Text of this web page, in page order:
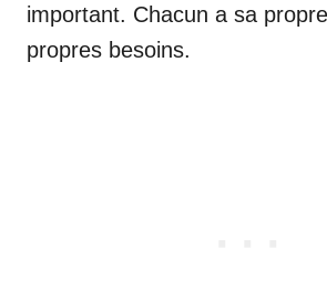
important. Chacun a sa
propres besoins.